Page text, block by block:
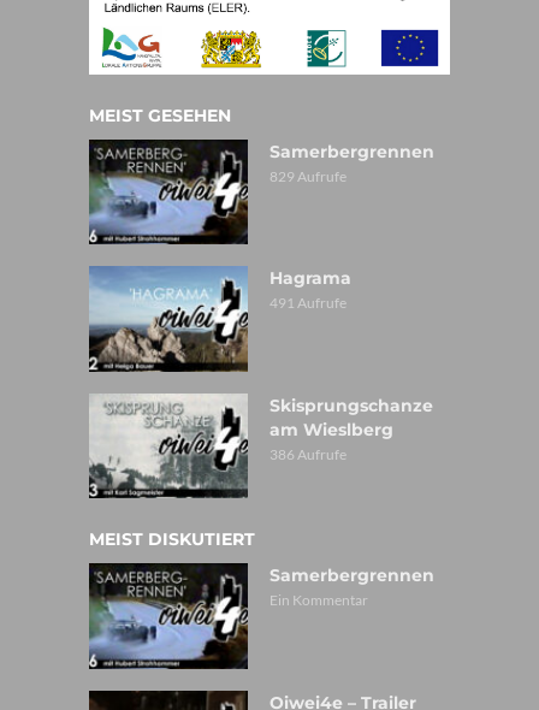
MEIST GESEHEN
Samerbergrennen
829 Aufrufe
Hagrama
491 Aufrufe
Skisprungschanze
am Wieslberg
386 Aufrufe
MEIST DISKUTIERT
Samerbergrennen
Ein Kommentar
Oiwei4e – Trailer